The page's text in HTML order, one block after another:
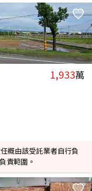
1,933萬
概由該受託業者自行負
責範圍。